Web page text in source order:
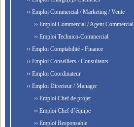
›› Emploi Commercial / Marketing / Vente
›› Emploi Commercial / Agent Commercial
›› Emploi Technico-Commercial
›› Emploi Comptabilité - Finance
›› Emploi Conseillers / Consultants
›› Emploi Coordinateur
›› Emploi Directeur / Manager
›› Emploi Chef de projet
›› Emploi Chef d’équipe
›› Emploi Responsable